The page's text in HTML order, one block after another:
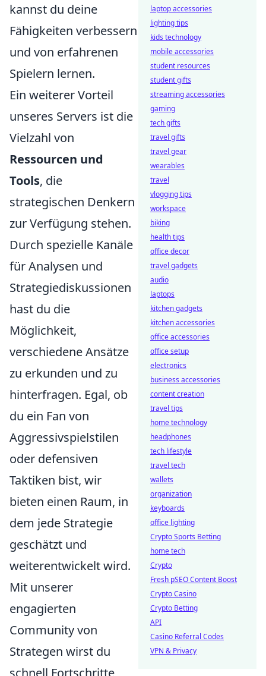
kannst du deine
Fähigkeiten verbessern
und von erfahrenen
Spielern lernen.
Ein weiterer Vorteil
unseres Servers ist die
Vielzahl von
Ressourcen und
Tools, die
strategischen Denkern
zur Verfügung stehen.
Durch spezielle Kanäle
für Analysen und
Strategiediskussionen
hast du die
Möglichkeit,
verschiedene Ansätze
zu erkunden und zu
hinterfragen. Egal, ob
du ein Fan von
Aggressivspielstilen
oder defensiven
Taktiken bist, wir
bieten einen Raum, in
dem jede Strategie
geschätzt und
weiterentwickelt wird.
Mit unserer
engagierten
Community von
Strategen wirst du
schnell Fortschritte
laptop accessories
lighting tips
kids technology
mobile accessories
student resources
student gifts
streaming accessories
gaming
tech gifts
travel gifts
travel gear
wearables
travel
vlogging tips
workspace
biking
health tips
office decor
travel gadgets
audio
laptops
kitchen gadgets
kitchen accessories
office accessories
office setup
electronics
business accessories
content creation
travel tips
home technology
headphones
tech lifestyle
travel tech
wallets
organization
keyboards
office lighting
Crypto Sports Betting
home tech
Crypto
Fresh pSEO Content Boost
Crypto Casino
Crypto Betting
API
Casino Referral Codes
VPN & Privacy